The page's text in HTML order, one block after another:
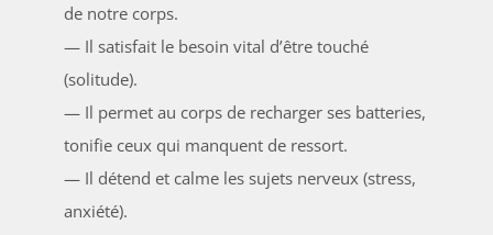
de notre corps.
— Il satisfait le besoin vital d’être touché
(solitude).
— Il permet au corps de recharger ses batteries,
tonifie ceux qui manquent de ressort.
— Il détend et calme les sujets nerveux (stress,
anxiété).